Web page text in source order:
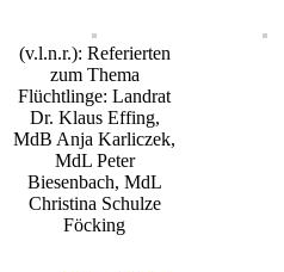
(v.l.n.r.): Referierten
zum Thema
Flüchtlinge: Landrat
Dr. Klaus Effing,
MdB Anja Karliczek,
MdL Peter
Biesenbach, MdL
Christina Schulze
Föcking